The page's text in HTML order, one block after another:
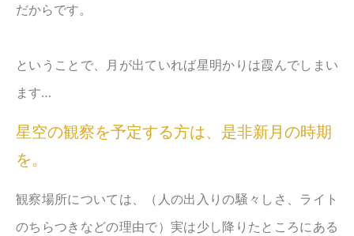
だからです。
ということで、月が出ていれば星明かりは霞んでしまい
ます…
星空の観察を予定する方は、是非新月の時期
を。
観察場所については、（人の出入りの騒々しさ、ライト
のちらつきなどの理由で）実は少し降りたところにある